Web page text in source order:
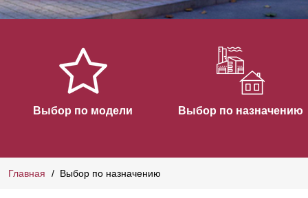
Выбор по модели Выбор по назначению
Главная Выбор по назначению